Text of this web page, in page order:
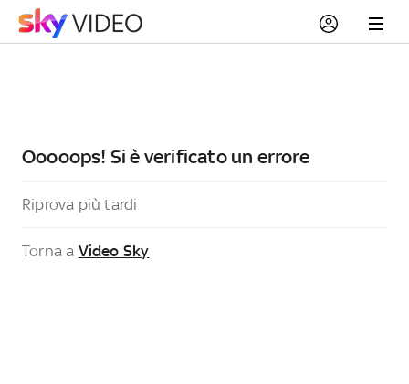
Ooooops! Si è verificato un errore
Riprova più tardi
Torna a Video Sky